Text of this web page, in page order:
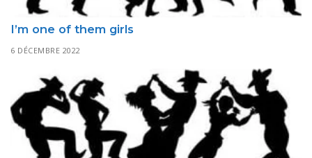
I’m one of them girls
6 DÉCEMBRE 2022